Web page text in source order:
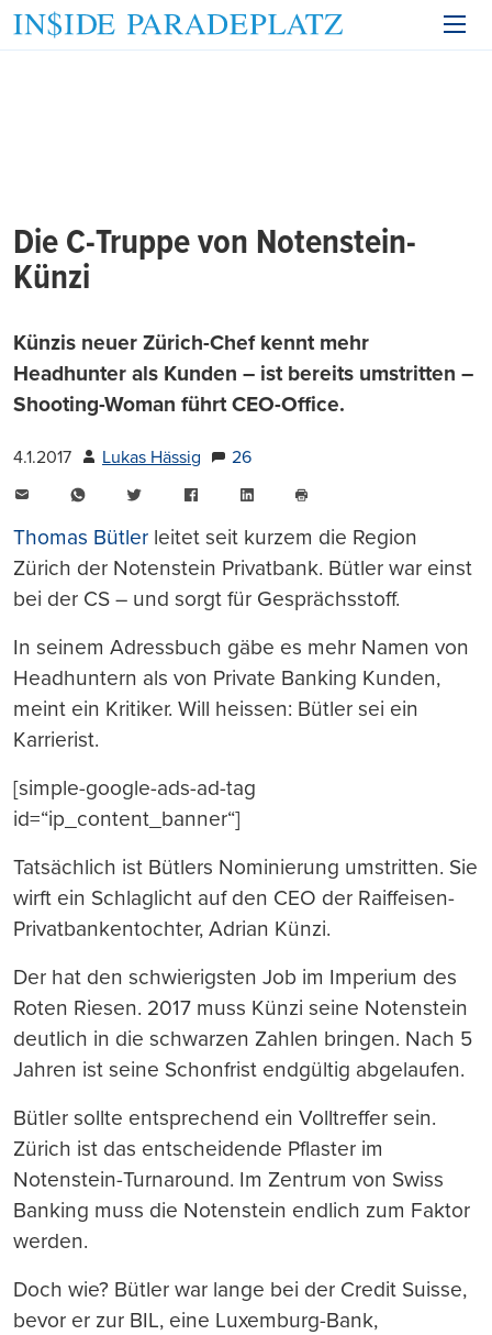
Die C-Truppe von Notenstein-
Künzi
Künzis neuer Zürich-Chef kennt mehr
Headhunter als Kunden – ist bereits umstritten –
Shooting-Woman führt CEO-Office.
4.1.2017 Lukas Hässig
26
WhatsAppTwitter FacebookLinkedIn
drucken
Thomas Bütler leitet seit kurzem die Region
Zürich der Notenstein Privatbank. Bütler war einst
bei der CS – und sorgt für Gesprächsstoff.
In seinem Adressbuch gäbe es mehr Namen von
Headhuntern als von Private Banking Kunden,
meint ein Kritiker. Will heissen: Bütler sei ein
Karrierist.
[simple-google-ads-ad-tag
id=“ip_content_banner“]
Tatsächlich ist Bütlers Nominierung umstritten. Sie
wirft ein Schlaglicht auf den CEO der Raiffeisen-
Privatbankentochter, Adrian Künzi.
Der hat den schwierigsten Job im Imperium des
Roten Riesen. 2017 muss Künzi seine Notenstein
deutlich in die schwarzen Zahlen bringen. Nach 5
Jahren ist seine Schonfrist endgültig abgelaufen.
Bütler sollte entsprechend ein Volltreffer sein.
Zürich ist das entscheidende Pflaster im
Notenstein-Turnaround. Im Zentrum von Swiss
Banking muss die Notenstein endlich zum Faktor
werden.
Doch wie? Bütler war lange bei der Credit Suisse,
bevor er zur BIL, eine Luxemburg-Bank,